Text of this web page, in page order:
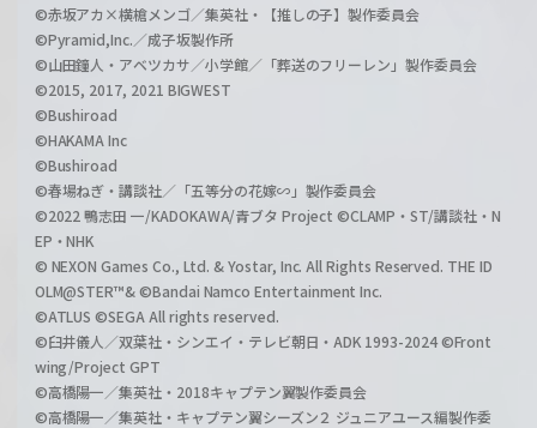
©赤坂アカ×横槍メンゴ／集英社・【推しの子】製作委員会
©Pyramid,Inc.／成子坂製作所
©山田鐘人・アベツカサ／小学館／「葬送のフリーレン」製作委員会
©2015, 2017, 2021 BIGWEST
©Bushiroad
©HAKAMA Inc
©Bushiroad
©春場ねぎ・講談社／「五等分の花嫁∽」製作委員会
©2022 鴨志田 一/KADOKAWA/青ブタ Project ©CLAMP・ST/講談社・N
EP・NHK
© NEXON Games Co., Ltd. & Yostar, Inc. All Rights Reserved. THE ID
OLM@STER™& ©Bandai Namco Entertainment Inc.
©ATLUS ©SEGA All rights reserved.
©臼井儀人／双葉社・シンエイ・テレビ朝日・ADK 1993-2024 ©Front
wing/Project GPT
©高橋陽一／集英社・2018キャプテン翼製作委員会
©高橋陽一／集英社・キャプテン翼シーズン２ ジュニアユース編製作委